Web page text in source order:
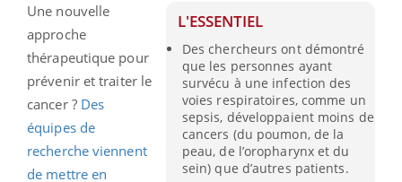
L'ESSENTIEL
Des chercheurs ont démontré
que les personnes ayant
survécu à une infection des
voies respiratoires, comme un
sepsis, développaient moins de
cancers (du poumon, de la
peau, de l’oropharynx et du
sein) que d’autres patients.
Une nouvelle
approche
thérapeutique pour
prévenir et traiter le
cancer ? Des
équipes de
recherche viennent
de mettre en